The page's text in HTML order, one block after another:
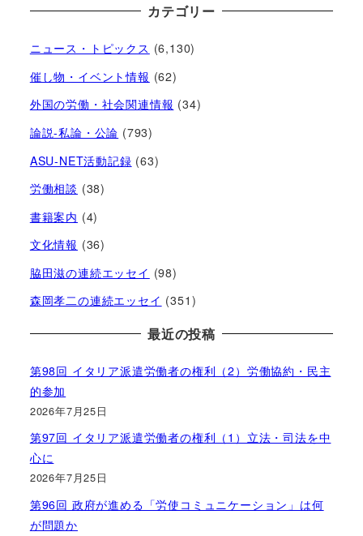
カテゴリー
ニュース・トピックス (6,130)
催し物・イベント情報 (62)
外国の労働・社会関連情報 (34)
論説-私論・公論 (793)
ASU-NET活動記録 (63)
労働相談 (38)
書籍案内 (4)
文化情報 (36)
脇田滋の連続エッセイ (98)
森岡孝二の連続エッセイ (351)
最近の投稿
第98回 イタリア派遣労働者の権利（2）労働協約・民主
的参加
2026年7月25日
第97回 イタリア派遣労働者の権利（1）立法・司法を中
心に
2026年7月25日
第96回 政府が進める「労使コミュニケーション」は何
が問題か